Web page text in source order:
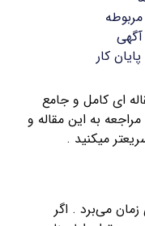
آگهی
کار
ای کامل و جامع
به این مقاله و
میکنید .
۷ تا ۱۰ روز کاری زمان می‌برد . اگر